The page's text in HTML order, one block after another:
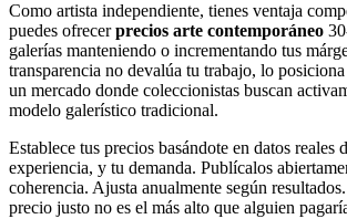
Como artista independiente, tienes ventaja
puedes ofrecerprecios arte contemporáneo
galerías manteniendo o incrementando tus
transparencia no devalúa tu trabajo, lo
un mercado donde coleccionistas buscan
modelo galerístico tradicional.
Establece tus precios basándote en datos reales
experiencia, y tu demanda. Publícalos
coherencia. Ajusta anualmente según
precio justo no es el más alto que alguien